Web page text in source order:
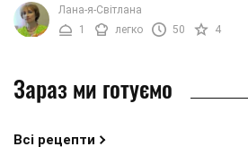
рибу з картоплею в мультиварці.
Страва ...
Лана-я-Світлана
1
легко 50 4
Зараз ми готуємо
Всі рецепти